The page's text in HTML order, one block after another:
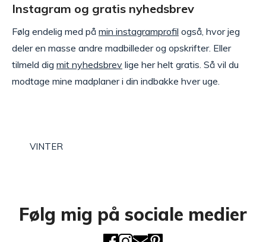
Instagram og gratis nyhedsbrev
Følg endelig med på min instagramprofil også, hvor jeg
deler en masse andre madbilleder og opskrifter. Eller
tilmeld dig mit nyhedsbrev lige her helt gratis. Så vil du
modtage mine madplaner i din indbakke hver uge.
VINTER
Følg mig på sociale medier